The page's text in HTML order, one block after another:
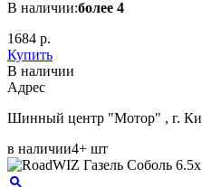
В наличии:более 4
1684 р.
Купить
В наличии
Aдрес
Шинный центр "Мотор" , г.
в наличии4+ шт